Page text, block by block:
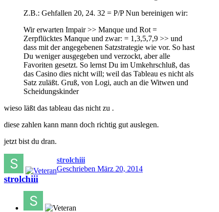
Z.B.: Gehfallen 20, 24. 32 = P/P Nun bereinigen wir:
Wir erwarten Impair >> Manque und Rot =
Zerpflücktes Manque und zwar: = 1,3,5,7,9 >> und
dass mit der angegebenen Satzstrategie wie vor. So hast
Du weniger ausgegeben und verzockt, aber alle
Favoriten gesetzt. So lernst Du im Umkehrschluß, das
das Casino dies nicht will; weil das Tableau es nicht als
Satz zuläßt. Gruß, von Logi, auch an die Witwen und
Scheidungskinder
wieso läßt das tableau das nicht zu .
diese zahlen kann mann doch richtig gut auslegen.
jetzt bist du dran.
strolchiii
Geschrieben März 20, 2014
strolchiii